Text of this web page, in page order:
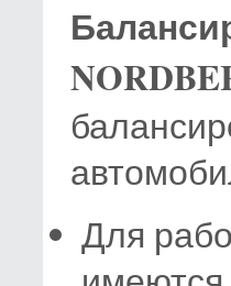
Для